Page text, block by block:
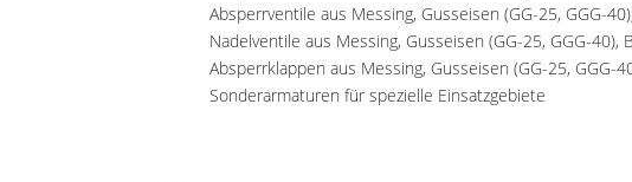
Absperrventile aus Messing, Gusseisen (GG-25, GGG-
Nadelventile aus Messing, Gusseisen (GG-25, GGG-40),
Absperrklappen aus Messing, Gusseisen (GG-25, GGG-
Sonderarmaturen für spezielle Einsatzgebiete